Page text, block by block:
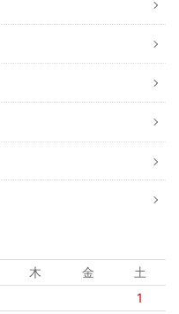
木 金
土
1